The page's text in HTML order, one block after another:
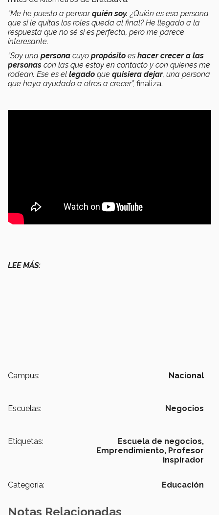
“Me he puesto a pensarquién soy. ¿Quién es esa persona
que si le quitas los roles queda al final? He llegado a la
respuesta que no sé si es perfecta, pero me parece
interesante.
“Soy una persona cuyo propósito es hacer crecer a las
personas con las que estoy en contacto y con quienes me
rodean. Ese es el legado que quisiera dejar, una persona
que haya ayudado a otros a crecer”, finaliza.
LEE MÁS:
Campus: Nacional
Escuelas: Negocios
Etiquetas:
Escuela de negocios,
Emprendimiento, Profesor
inspirador
Categoría: Educación
Notas Relacionadas